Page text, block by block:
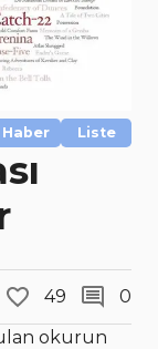
Haber Liste
49
0
okurun